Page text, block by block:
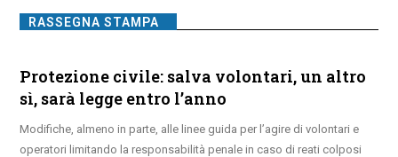
RASSEGNA STAMPA
Protezione civile: salva volontari, un altro
sì, sarà legge entro l’anno
Modifiche, almeno in parte, alle linee guida per l’agire di volontari e
operatori limitando la responsabilità penale in caso di reati colposi